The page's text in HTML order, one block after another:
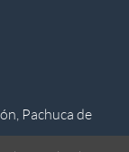
Pachuca de